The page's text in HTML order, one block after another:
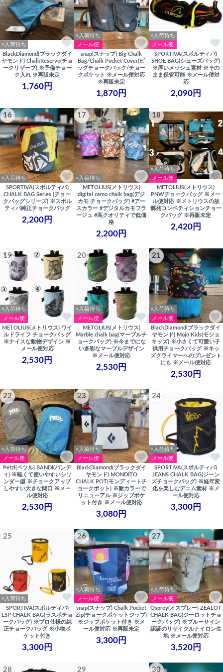
×入荷待ち
BlackDiamond(ブラックダイ
ヤモンド) ChalkReserve(チョ
ークリザーブ) ※予備チョー
ク入れ ※再販未定
1,760円
×入荷待ち
メール便
snap(スナップ) Big Chalk
Bag/Chalk Pocket Cover(ビ
ッグチョークバック/チョー
クポケット ※メール便対応
※再販未定
1,870円
×入荷待ち
メール便
SPORTIVA(スポルティバ)
SHOE BAG(シューズバッグ)
※厚いメッシュ素材 ※その
まま保管可能 ※メール便対
応
2,090円
16
×入荷待ち
SPORTIVA(スポルティバ)
CHALK BAG Series (チョー
クバッグシリーズ) ※スポル
ティバ純正チョークバッグ
2,200円
17
×入荷待ち
METOLIUS(メトリウス)
digital camo chalk bag(デジ
カモ チョークバッグ) #アー
スカラー #デジタルカモフラ
ージュ #高クオリティで低価
格
2,200円
18
×入荷待ち
メール便
METOLIUS(メトリウス)
PNWチョークバッグ ※メー
ル便対応 ※メトリウスの故
郷発コンペティションチョー
クバッグ ※再販未定
2,420円
19
×入荷待ち
メール便
METOLIUS(メトリウス) ワイ
ルドライフ チョークバッグ
※ナイスな動物デザイン ※
メール便対応
2,530円
20
×入荷待ち
メール便
METOLIUS(メトリウス)
Marble chalk bag(マーブルチ
ョークバッグ) ※今までにな
い多彩なマーブルデザイン
※メール便対応
2,530円
21
×入荷待ち
メール便
BlackDiamond(ブラックダイ
ヤモンド) Mojo Kids(モジョ
キッズ) ※小さくて可愛い子
供用チョークバッグ ※キッ
ズクライマーへのプレゼント
にも ※メール便対応
2,530円
22
×入荷待ち
メール便
Petzl(ペツル) BANDI(バンデ
ィ) ※軽くて使いやすいシリ
ンダー型 ※チョークアップ
しやすい大きな間口 ※メー
ル便対応
2,530円
23
×入荷待ち
メール便
BlackDiamond(ブラックダイ
ヤモンド) MONDITO
CHALK POT(モンディートチ
ョークポット) ※新カラーで
リニューアル ※ジップポケ
ット付き ※メール便対応
3,080円
24
×入荷待ち
メール便
SPORTIVA(スポルティバ)
JEANS CHALK BAG(ジーン
ズチョークバッグ) ※経年変
化を楽しむデニム素材 ※メ
ール便対応
3,300円
25
×入荷待ち
SPORTIVA(スポルティバ)
LSP CHALK BAG(ラスポチョ
ークバッグ) ※プロ仕様の純
正チョークバッグ ※小物ポ
ケット付き
3,300円
26
×入荷待ち
メール便
snap(スナップ) Chalk Pocket
Zip(チョークポケットジップ)
※ジップポケット付き ※メ
ール便対応 ※再販未定
3,300円
27
×入荷待ち
メール便
Osprey(オスプレー) ZEALOT
CHALK BAG(ジーロットチョ
ークバッグ) ※ブルーサイン
認証のリサイクルナイロン生
地 ※メール便対応
3,520円
28 29 30